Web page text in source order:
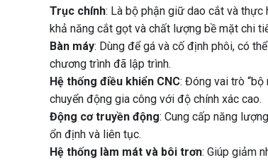
Trục chính: Là bộ phận giữ dao cắt và
khả năng cắt gọt và chất lượng bề mặt chi
Bàn máy: Dùng để gá và cố định phôi, có
chương trình đã lập trình.
Hệ thống điều khiển CNC: Đóng vai trò “bộ
chuyển động gia công với độ chính xác cao.
Động cơ truyền động: Cung cấp năng
ổn định và liên tục.
Hệ thống làm mát và bôi trơn: Giúp giảm